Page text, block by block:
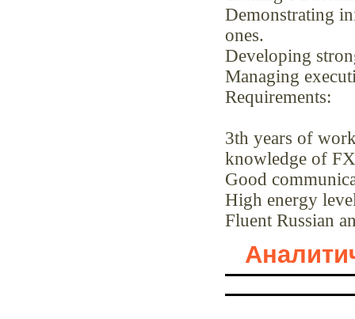
Demonstrating
ones.
Developing
Managing
Requirements:
3th years of
knowledge of
Good
High energy
Fluent Russian